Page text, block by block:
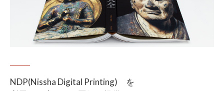
NDP(Nissha Digital Printing) を